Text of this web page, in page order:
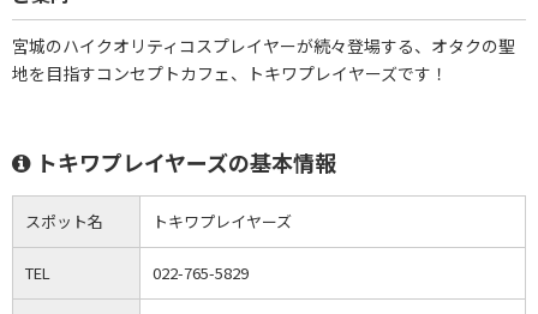
宮城のハイクオリティコスプレイヤーが続々登場する、オタクの聖
地を目指すコンセプトカフェ、トキワプレイヤーズです！
トキワプレイヤーズの基本情報
スポット名 トキワプレイヤーズ
TEL 022-765-5829